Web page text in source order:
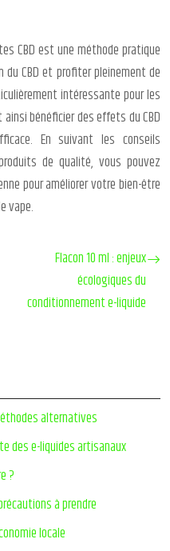
CBD est une méthode pratique
CBD et profiter pleinement de
intéressante pour les
bénéficier des effets du CBD
En suivant les conseils
de qualité, vous pouvez
pour améliorer votre bien-être
vape.
Flacon 10 ml : enjeux
écologiques du
conditionnement e-liquide
alternatives
des e-liquides artisanaux
?
à prendre
locale